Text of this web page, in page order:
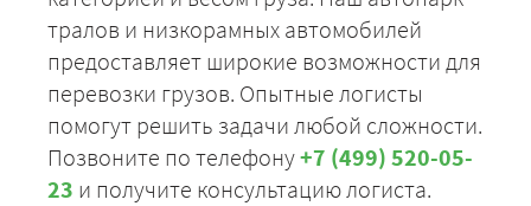
тралов и низкорамных автомобилей
предоставляет широкие возможности для
перевозки грузов. Опытные логисты
помогут решить задачи любой сложности.
Позвоните по телефону+7 (499) 520-05-
23 и получите консультацию логиста.